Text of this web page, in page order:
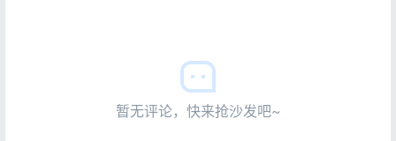
暂无评论，快来抢沙发吧~